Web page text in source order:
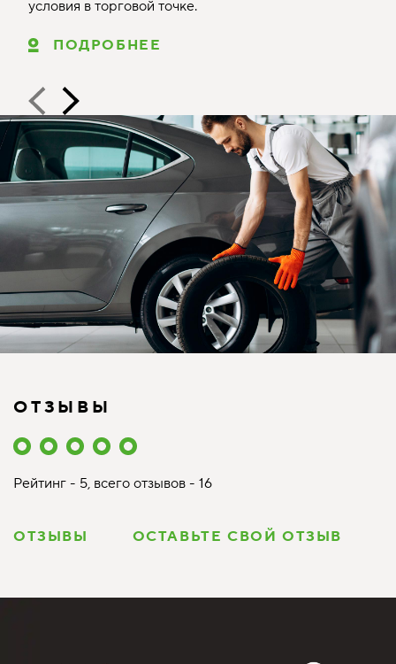
условия в торговой точке.
ПОДРОБНЕЕ
ОТЗЫВЫ
Рейтинг - 5, всего отзывов - 16
ОТЗЫВЫ ОСТАВЬТЕ СВОЙ ОТЗЫВ